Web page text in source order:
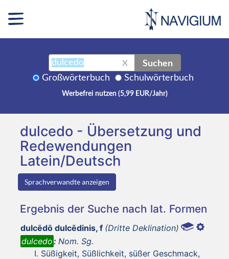
X Suchen
Großwörterbuch Schulwörterbuch
Werbefrei nutzen (5,99 EUR/Jahr)
dulcedo - Übersetzung und
Redewendungen
Latein/Deutsch
Sprachverwandte anzeigen
Ergebnis der Suche nach lat. Formen
dulcēdō dulcēdinis, f (Dritte Deklination)
dulcedo: Nom. Sg.
Süßigkeit, Süßlichkeit, süßer Geschmack,